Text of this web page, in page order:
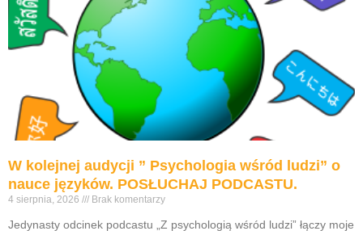
W kolejnej audycji ” Psychologia wśród ludzi” o
nauce języków. POSŁUCHAJ PODCASTU.
4 sierpnia, 2026 Brak komentarzy
Jedynasty odcinek podcastu „Z psychologią wśród ludzi” łączy moje